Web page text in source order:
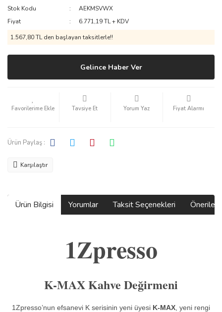
Stok Kodu
AEKMSVWX
Fiyat
6.771,19 TL + KDV
1.567,80 TL den başlayan taksitlerle!!
Gelince Haber Ver
Tavsiye Et Yorum Yaz Fiyat Alarmı
Ürün Paylaş :
Karşılaştır
Ürün Bilgisi Yorumlar Taksit Seçenekleri
1Zpresso
K-MAX Kahve Değirmeni
1Zpresso’nun efsanevi K serisinin yeni üyesi K-MAX , yeni rengi